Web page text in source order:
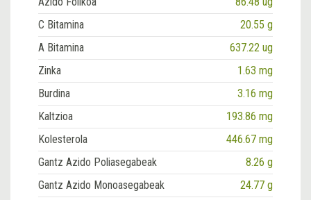
C Bitamina
20.55 g
A Bitamina
637.22 ug
Zinka
1.63 mg
Burdina
3.16 mg
Kaltzioa
193.86 mg
Kolesterola
446.67 mg
Gantz Azido Poliasegabeak
8.26 g
Gantz Azido Monoasegabeak
24.77 g